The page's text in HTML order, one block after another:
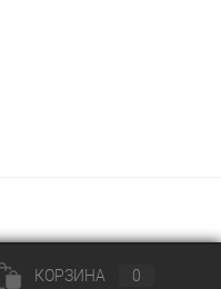
КОРЗИНА 0